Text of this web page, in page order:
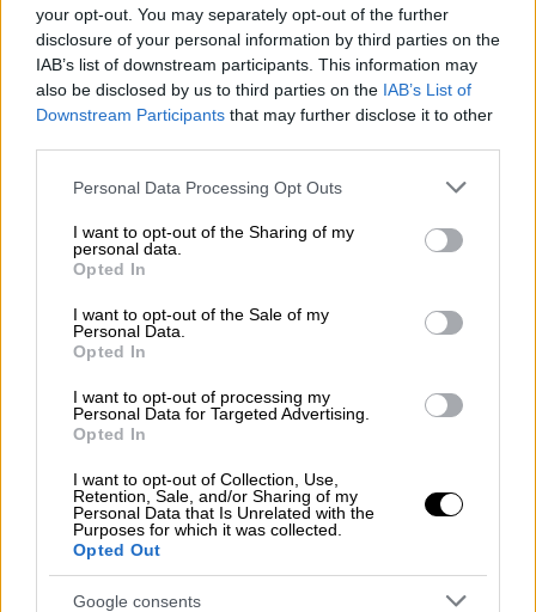
your opt-out. You may separately opt-out of the further
disclosure of your personal information by third parties on the
IAB’s list of downstream participants. This information may
also be disclosed by us to third parties on the IAB’s List of
Downstream Participants that may further disclose it to other
Please note that this website/app uses one or more Google
not limited to your visit or usage behaviour. You may click to
grant or deny consent to Google and its third-party tags to
use your data for below specified purposes in below Google
consent section.
Personal Data Processing Opt Outs
I want to opt-out of the Sharing of my
personal data.
Opted In
I want to opt-out of the Sale of my
Personal Data.
Opted In
I want to opt-out of processing my
Personal Data for Targeted Advertising.
Opted In
I want to opt-out of Collection, Use,
Retention, Sale, and/or Sharing of my
Personal Data that Is Unrelated with the
Purposes for which it was collected.
Opted Out
Google consents
.@mariasakkarigets a little help from
Lady Luck to take the opening set
over Mertens, 6-4#WTARabat
pic.twitter.com/FS26KHkPQv
— wta (@WTA)May 2, 2019
Eίναι η τρίτη νίκη της Σάκκαρη σε έξι
αναμετρήσεις με τη Μέρτενς. Η 23χρονη
ημιτελικό από τον Σεπτέμβριο του 2018
όταν έφτασε στους «4» στη Σεούλ της
Νότιας Κορέας.
Αύριο θα διεκδικήσει την πρώτη της είσοδο
σε χωμάτινο τελικό και δεύτερο τελικό
συνολικά στην καριέρα της, μετά από το Σαν
Χοσέ της Καλιφόρνια και το Silicon Valley
Classic τον Αύγουστο του 2018 που την
εκτίναξε και στην παγκόσμια κατάταξη.